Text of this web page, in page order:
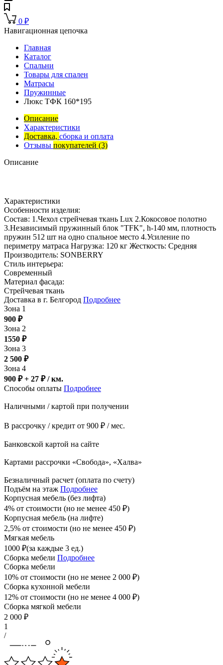
0 ₽
Навигационная цепочка
Главная
Каталог
Спальни
Товары для спален
Матрасы
Пружинные
Люкс ТФК 160*195
Описание
Характеристики
Доставка, сборка и оплата
Отзывы покупателей (3)
Описание
Характеристики
Особенности изделия:
Состав: 1.Чехол стрейчевая ткань Lux 2.Кокосовое полотно
3.Независимый пружинный блок "TFK", h-140 мм, плотность
пружин 512 шт на одно спальное место 4.Усиление по
периметру матраса Нагрузка: 120 кг Жесткость: Средняя
Производитель: SONBERRY
Стиль интерьера:
Современный
Материал фасада:
Стрейчевая ткань
Доставка в г. Белгород Подробнее
Зона 1
900 ₽
Зона 2
1550 ₽
Зона 3
2 500 ₽
Зона 4
900 ₽ + 27 ₽/ км.
Способы оплаты Подробнее
Наличными / картой при получении
В рассрочку / кредит от 900 ₽ / мес.
Банковской картой на сайте
Картами рассрочки «Свобода», «Халва»
Безналичный расчет (оплата по счету)
Подъём на этаж Подробнее
Корпусная мебель (без лифта)
4% от стоимости (но не менее 450 ₽)
Корпусная мебель (на лифте)
2,5% от стоимости (но не менее 450 ₽)
Мягкая мебель
1000 ₽(за каждые 3 ед.)
Сборка мебели Подробнее
Сборка мебели
10% от стоимости (но не менее 2 000 ₽)
Сборка кухонной мебели
12% от стоимости (но не менее 4 000 ₽)
Сборка мягкой мебели
2 000 ₽
1
/